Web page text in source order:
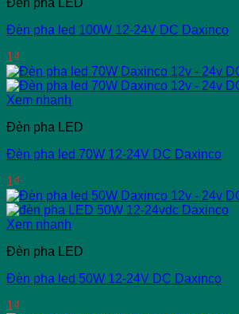
Đèn pha led 100W 12-24V DC Daxinco
1₫
Xem nhanh
Đèn pha LED
Đèn pha led 70W 12-24V DC Daxinco
1₫
Xem nhanh
Đèn pha LED
Đèn pha led 50W 12-24V DC Daxinco
1₫